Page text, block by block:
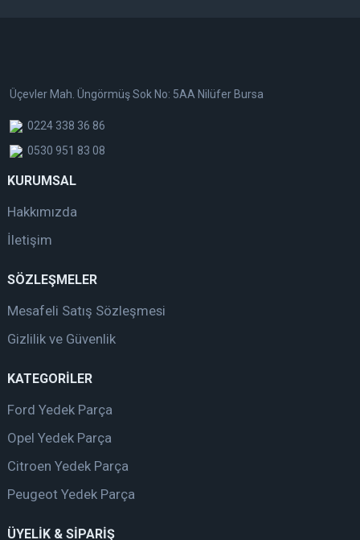
Üçevler Mah. Üngörmüş Sok No: 5AA Nilüfer Bursa
0224 338 36 86
0530 951 83 08
KURUMSAL
Hakkımızda
İletişim
SÖZLEŞMELER
Mesafeli Satış Sözleşmesi
Gizlilik ve Güvenlik
KATEGORİLER
Ford Yedek Parça
Opel Yedek Parça
Citroen Yedek Parça
Peugeot Yedek Parça
ÜYELİK & SİPARİŞ